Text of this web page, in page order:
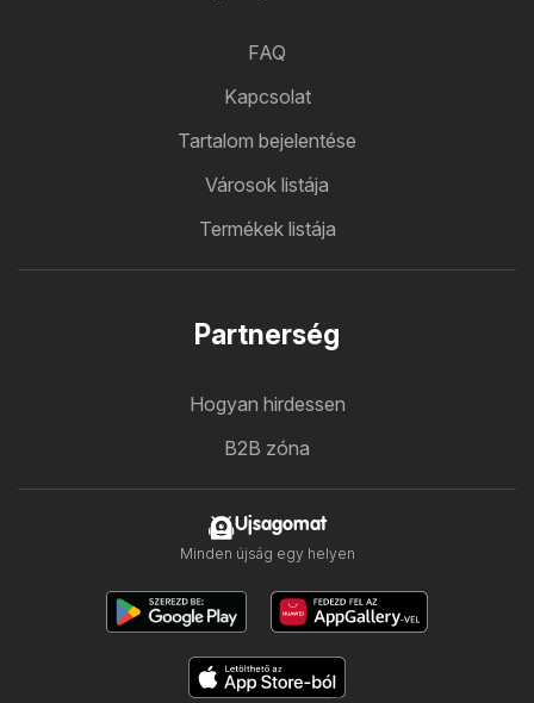
FAQ
Kapcsolat
Tartalom bejelentése
Városok listája
Termékek listája
Partnerség
Hogyan hirdessen
B2B zóna
Ujsagomat
Minden újság egy helyen